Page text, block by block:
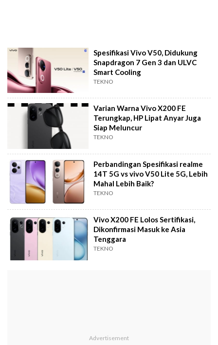
Spesifikasi Vivo V50, Didukung
Snapdragon 7 Gen 3 dan ULVC
Smart Cooling
TEKNO
Varian Warna Vivo X200 FE
Terungkap, HP Lipat Anyar Juga
Siap Meluncur
TEKNO
Perbandingan Spesifikasi realme
14T 5G vs vivo V50 Lite 5G, Lebih
Mahal Lebih Baik?
TEKNO
Vivo X200 FE Lolos Sertifikasi,
Dikonfirmasi Masuk ke Asia
Tenggara
TEKNO